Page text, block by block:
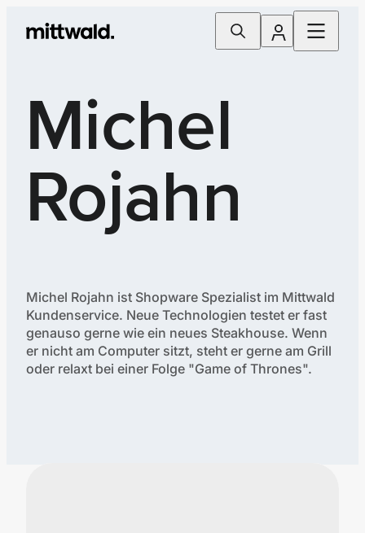
Michel
Rojahn
Michel Rojahn ist Shopware Spezialist im Mittwald
Kundenservice. Neue Technologien testet er fast
genauso gerne wie ein neues Steakhouse. Wenn
er nicht am Computer sitzt, steht er gerne am Grill
oder relaxt bei einer Folge "Game of Thrones".